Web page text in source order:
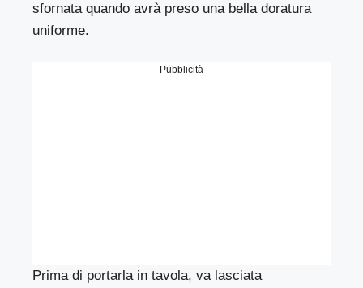
sfornata quando avrà preso una bella doratura
uniforme.
Pubblicità
Prima di portarla in tavola, va lasciata